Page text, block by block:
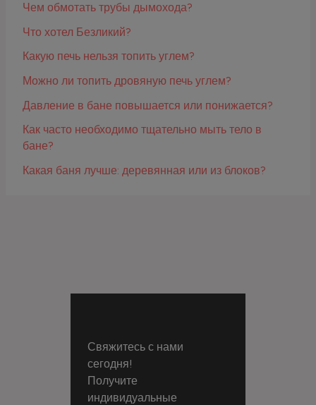
Чем обмотать трубы дымохода?
Что хотел Безликий?
Какую печь нельзя топить углем?
Можно ли топить дровяную печь углем?
Давление в бане повышается или понижается?
Как часто необходимо тщательно мыть тело в
бане?
Какая баня лучше: деревянная или из блоков?
Свяжитесь с нами
сегодня!
Получите
индивидуальные